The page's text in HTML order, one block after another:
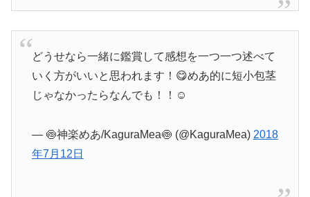
どうせなら一緒に鑑賞して感想を一つ一つ述べて
いく方がいいと思われます！😋めあ的に短小包茎
じゃなかったらなんでも！！☺️
— 🍥神楽めあ/KaguraMea🍥 (@KaguraMea) 2018
年7月12日